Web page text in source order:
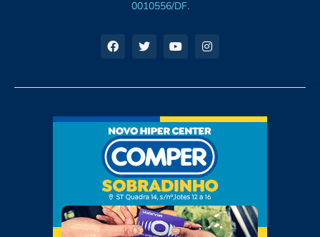
0010556/DF.